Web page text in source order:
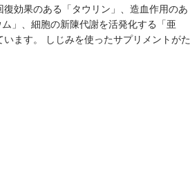
効果のある「タウリン」、造血作用のあ
」、細胞の新陳代謝を活発化する「亜
ます。 しじみを使ったサプリメントがた